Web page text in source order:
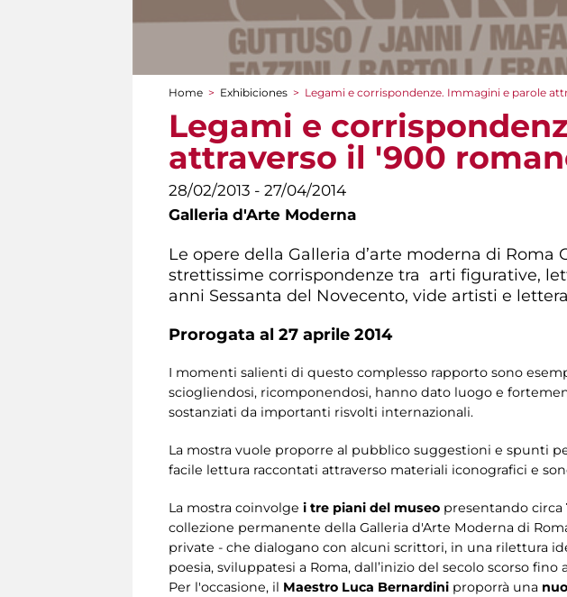
You are here
Home > Exhibiciones > Legami e corrispondenze. Immagini e parole
Legami e
attraverso il '900
28/02/2013 - 27/04/2014
Galleria d'Arte Moderna
Le opere della Galleria d’arte moderna di
strettissime corrispondenze tra arti figurative,
anni Sessanta del Novecento, vide artisti e
Prorogata al 27 aprile 2014
I momenti salienti di questo complesso rapporto sono
sciogliendosi, ricomponendosi, hanno dato luogo e
sostanziati da importanti risvolti internazionali.
La mostra vuole proporre al pubblico suggestioni e spunti
facile lettura raccontati attraverso materiali iconografici e
La mostra coinvolge i tre piani del museo presentando circa
collezione permanente della Galleria d'Arte Moderna di
private - che dialogano con alcuni scrittori, in una rilettura
poesia, sviluppatesi a Roma, dall’inizio del secolo scorso fino
Per l'occasione, il Maestro Luca Bernardini proporrà una